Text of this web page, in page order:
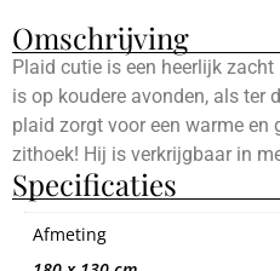
Omschrijving
Plaid cutie is een heerlijk
is op koudere avonden, als ter
plaid zorgt voor een warme en
zithoek! Hij is verkrijgbaar in
Specificaties
Afmeting